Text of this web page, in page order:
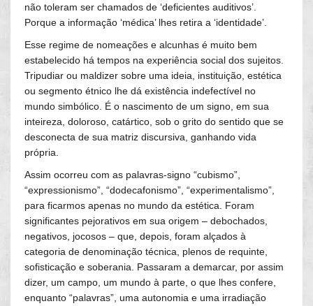
não toleram ser chamados de ‘deficientes auditivos’.
Porque a informação ‘médica’ lhes retira a ‘identidade’.
Esse regime de nomeações e alcunhas é muito bem
estabelecido há tempos na experiência social dos sujeitos.
Tripudiar ou maldizer sobre uma ideia, instituição, estética
ou segmento étnico lhe dá existência indefectível no
mundo simbólico. É o nascimento de um signo, em sua
inteireza, doloroso, catártico, sob o grito do sentido que se
desconecta de sua matriz discursiva, ganhando vida
própria.
Assim ocorreu com as palavras-signo “cubismo”,
“expressionismo”, “dodecafonismo”, “experimentalismo”,
para ficarmos apenas no mundo da estética. Foram
significantes pejorativos em sua origem – debochados,
negativos, jocosos – que, depois, foram alçados à
categoria de denominação técnica, plenos de requinte,
sofisticação e soberania. Passaram a demarcar, por assim
dizer, um campo, um mundo à parte, o que lhes confere,
enquanto “palavras”, uma autonomia e uma irradiação